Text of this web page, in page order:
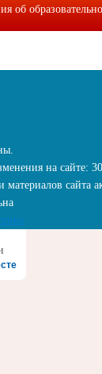
об
на сайте:
сайта